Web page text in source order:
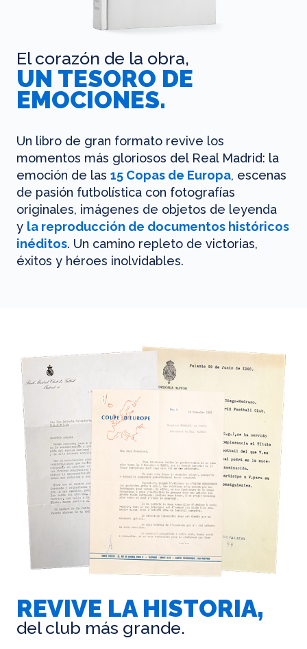
El corazón de la obra,
UN TESORO DE
EMOCIONES.
Un libro de gran formato revive los
momentos más gloriosos del Real Madrid: la
emoción de las 15 Copas de Europa, escenas
de pasión futbolística con fotografías
originales, imágenes de objetos de leyenda
y la reproducción de documentos históricos
inéditos. Un camino repleto de victorias,
éxitos y héroes inolvidables.
REVIVE LA HISTORIA,
del club más grande.